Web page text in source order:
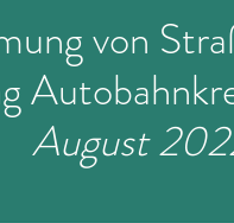
von
August